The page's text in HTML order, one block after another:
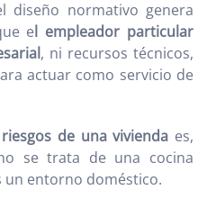
diseño normativo genera
el empleador particular
, ni recursos técnicos,
actuar como servicio de
de una vivienda es,
se trata de una cocina
un entorno doméstico.